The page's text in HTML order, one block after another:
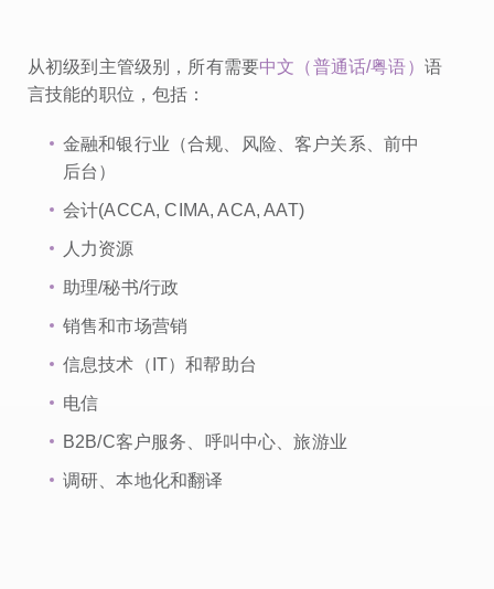
从初级到主管级别，所有需要中文（普通话/粤语） 语
言技能的职位，包括：
金融和银行业（合规、风险、客户关系、前中
后台）
会计(ACCA, CIMA, ACA, AAT)
人力资源
助理/秘书/行政
销售和市场营销
信息技术（IT）和帮助台
电信
B2B/C客户服务、呼叫中心、旅游业
调研、本地化和翻译